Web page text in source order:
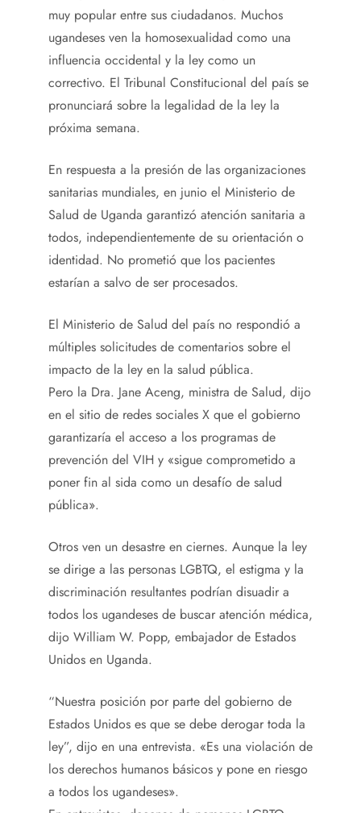
muy popular entre sus ciudadanos. Muchos
ugandeses ven la homosexualidad como una
influencia occidental y la ley como un
correctivo. El Tribunal Constitucional del país se
pronunciará sobre la legalidad de la ley la
próxima semana.
En respuesta a la presión de las organizaciones
sanitarias mundiales, en junio el Ministerio de
Salud de Uganda garantizó atención sanitaria a
todos, independientemente de su orientación o
identidad. No prometió que los pacientes
estarían a salvo de ser procesados.
El Ministerio de Salud del país no respondió a
múltiples solicitudes de comentarios sobre el
impacto de la ley en la salud pública.
Pero la Dra. Jane Aceng, ministra de Salud, dijo
en el sitio de redes sociales X que el gobierno
garantizaría el acceso a los programas de
prevención del VIH y «sigue comprometido a
poner fin al sida como un desafío de salud
pública».
Otros ven un desastre en ciernes. Aunque la ley
se dirige a las personas LGBTQ, el estigma y la
discriminación resultantes podrían disuadir a
todos los ugandeses de buscar atención médica,
dijo William W. Popp, embajador de Estados
Unidos en Uganda.
“Nuestra posición por parte del gobierno de
Estados Unidos es que se debe derogar toda la
ley”, dijo en una entrevista. «Es una violación de
los derechos humanos básicos y pone en riesgo
a todos los ugandeses».